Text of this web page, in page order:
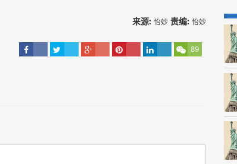
来源: 怡妙 责编: 怡妙
89